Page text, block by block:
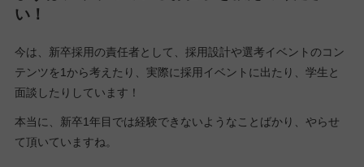
い！
今は、新卒採用の責任者として、採用設計や選考イベントのコン
テンツを1から考えたり、実際に採用イベントに出たり、学生と
面談したりしています！
本当に、新卒1年目では経験できないようなことばかり、やらせ
て頂いていますね。